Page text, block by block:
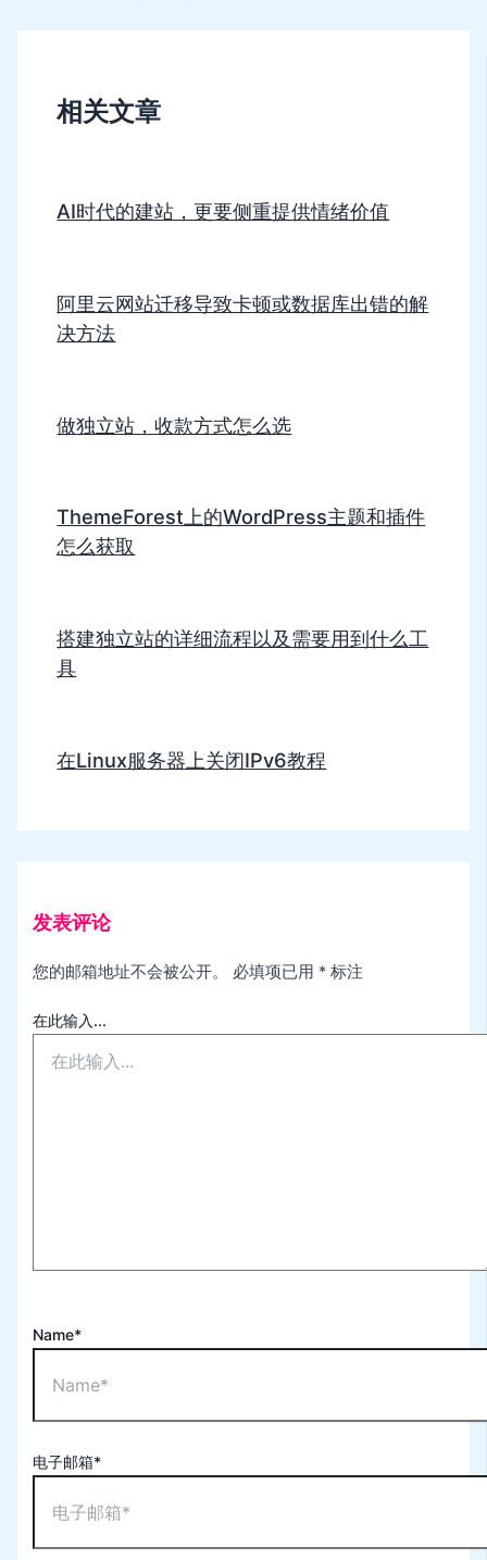
相关文章
AI时代的建站，更要侧重提供情绪价值
阿里云网站迁移导致卡顿或数据库出错的解
决方法
做独立站，收款方式怎么选
ThemeForest上的WordPress主题和插件
怎么获取
搭建独立站的详细流程以及需要用到什么工
具
在Linux服务器上关闭IPv6教程
发表评论
您的邮箱地址不会被公开。 必填项已用 * 标注
在此输入...
Name*
电子邮箱*